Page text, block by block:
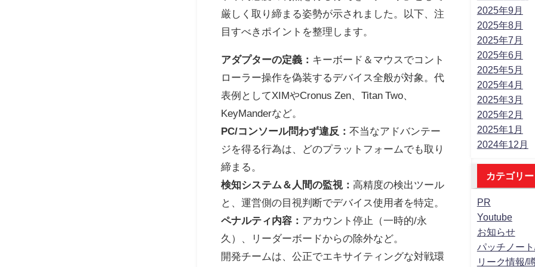
厳しく取り締まる姿勢が示されました。以下、注
目すべきポイントを整理します。
アダプターの定義： キーボード＆マウスでコント
ローラー操作を偽装するデバイス全般が対象。代
表例としてXIMやCronus Zen、Titan Two、
KeyManderなど。
PC/コンソール問わず違反：不当なアドバンテー
ジを得る行為は、どのプラットフォームでも取り
締まる。
検知システム＆人間の監視：高精度の検出ツール
と、運営側の目視判断でデバイス使用者を特定。
ペナルティ内容： アカウント停止（一時的/永
久）、リーダーボードからの除外など。
開発チームは、公正でエキサイティングな対戦環
2025年9月
2025年8月
2025年7月
2025年6月
2025年5月
2025年4月
2025年3月
2025年2月
2025年1月
2024年12月
カテゴリー
PR
Youtube
お知らせ
パッチノー
リーク情報/